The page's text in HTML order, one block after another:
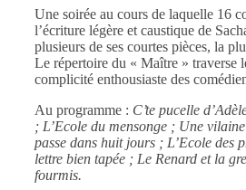
Une soirée au cours de laquelle 16
l’écriture légère et caustique de
plusieurs de ses courtes pièces, la
Le répertoire du « Maître » traverse
complicité enthousiaste des
Au programme : C’te pucelle
; L’Ecole du mensonge ; Une
passe dans huit jours ; L’Ecole des
lettre bien tapée ; Le Renard et la
fourmis.